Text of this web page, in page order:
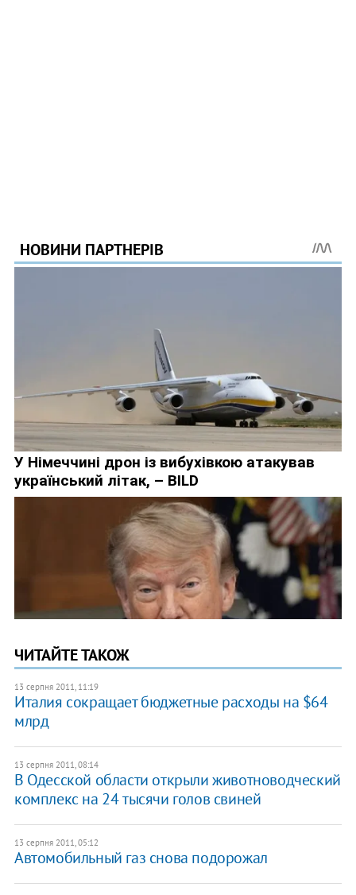
ЧИТАЙТЕ ТАКОЖ
13 серпня 2011, 11:19
Италия сокращает бюджетные расходы на $64
млрд
13 серпня 2011, 08:14
В Одесской области открыли животноводческий
комплекс на 24 тысячи голов свиней
13 серпня 2011, 05:12
Автомобильный газ снова подорожал